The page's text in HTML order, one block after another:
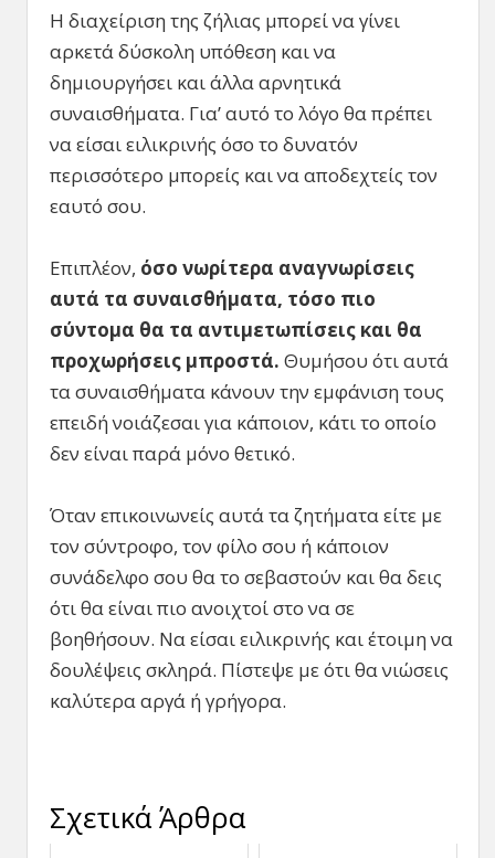
Η διαχείριση της ζήλιας μπορεί να γίνει
αρκετά δύσκολη υπόθεση και να
δημιουργήσει και άλλα αρνητικά
συναισθήματα. Για’ αυτό το λόγο θα πρέπει
να είσαι ειλικρινής όσο το δυνατόν
περισσότερο μπορείς και να αποδεχτείς τον
εαυτό σου.
Επιπλέον, όσο νωρίτερα αναγνωρίσεις
αυτά τα συναισθήματα, τόσο πιο
σύντομα θα τα αντιμετωπίσεις και θα
προχωρήσεις μπροστά. Θυμήσου ότι αυτά
τα συναισθήματα κάνουν την εμφάνιση τους
επειδή νοιάζεσαι για κάποιον, κάτι το οποίο
δεν είναι παρά μόνο θετικό.
Όταν επικοινωνείς αυτά τα ζητήματα είτε με
τον σύντροφο, τον φίλο σου ή κάποιον
συνάδελφο σου θα το σεβαστούν και θα δεις
ότι θα είναι πιο ανοιχτοί στο να σε
βοηθήσουν. Να είσαι ειλικρινής και έτοιμη να
δουλέψεις σκληρά. Πίστεψε με ότι θα νιώσεις
καλύτερα αργά ή γρήγορα.
Σχετικά Άρθρα